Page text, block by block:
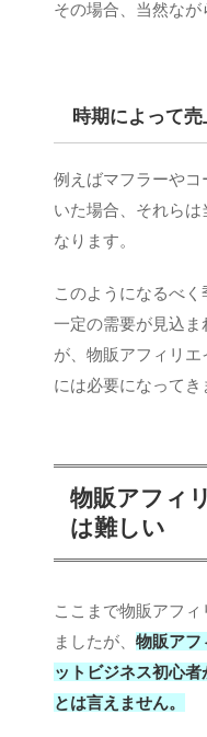
その場合、当然なが
時期によって
例えばマフラーやコ
いた場合、それらは
なります。
このようになるべ
一定の需要が見込ま
が、物販アフィリ
には必要になってき
物販アフィ
は難しい
ここまで物販アフ
ましたが、 物販アフ
ットビジネス初心
とは言えません。